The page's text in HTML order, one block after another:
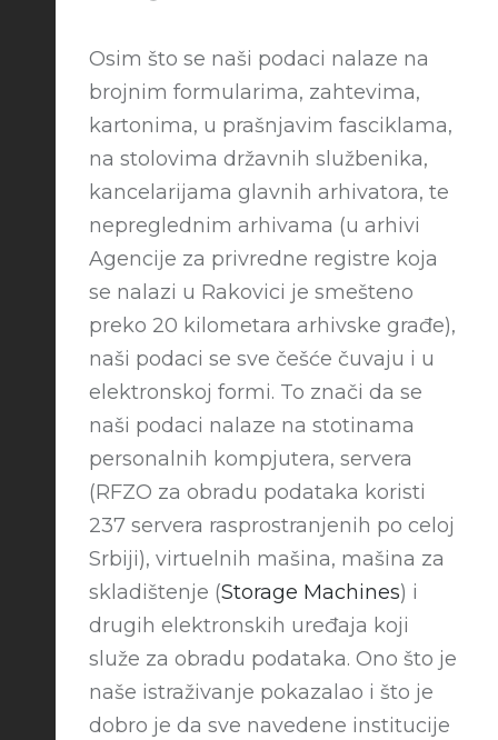
Osim što se naši podaci nalaze na
brojnim formularima, zahtevima,
kartonima, u prašnjavim fasciklama,
na stolovima državnih službenika,
kancelarijama glavnih arhivatora, te
nepreglednim arhivama (u arhivi
Agencije za privredne registre koja
se nalazi u Rakovici je smešteno
preko 20 kilometara arhivske građe),
naši podaci se sve češće čuvaju i u
elektronskoj formi. To znači da se
naši podaci nalaze na stotinama
personalnih kompjutera, servera
(RFZO za obradu podataka koristi
237 servera rasprostranjenih po celoj
Srbiji), virtuelnih mašina, mašina za
skladištenje (Storage Machines) i
drugih elektronskih uređaja koji
služe za obradu podataka. Ono što je
naše istraživanje pokazalao i što je
dobro je da sve navedene institucije